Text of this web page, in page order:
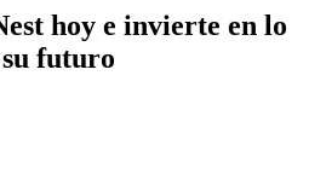
hoy e invierte en lo
futuro